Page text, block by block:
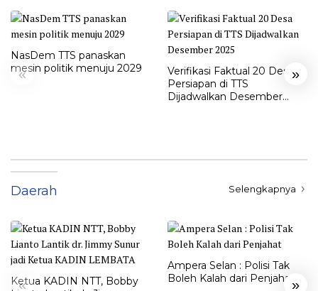
« »
NasDem TTS panaskan
mesin politik menuju 2029
Verifikasi Faktual 20 Desa
Persiapan di TTS
Dijadwalkan Desember
Daerah Selengkapnya
« »
Ketua KADIN NTT, Bobby
Ampera Selan : Polisi Tak
Boleh Kalah dari Penjahat